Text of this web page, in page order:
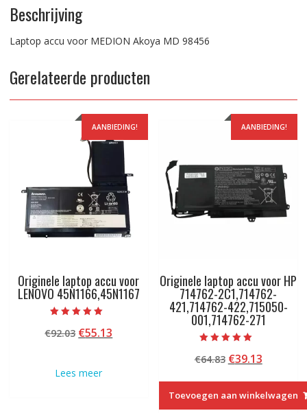
Beschrijving
Laptop accu voor MEDION Akoya MD 98456
Gerelateerde producten
AANBIEDING!
Originele laptop accu voor
LENOVO 45N1166,45N1167
5.00
van 5
€92.03 Oorspronkelijke
€92.03.
€55.13
Lees meer
AANBIEDING!
Originele laptop accu voor HP
714762-2C1,714762-
421,714762-422,715050-
001,714762-271
5.00
van 5
€64.83
was:
€64.83.
€39.13Huidige
is:
€39.13.
Toevoegen aan winkelwagen